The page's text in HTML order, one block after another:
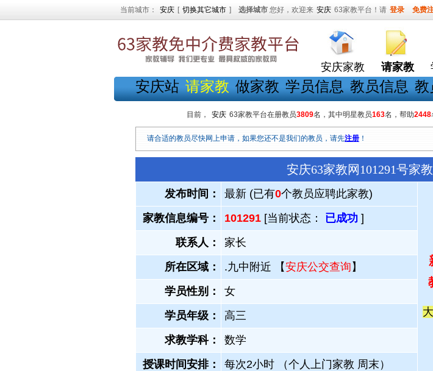
当前城市： 安庆 [ 切换其它城市 ] 选择城市 您好，欢迎来 安庆 63家教平台！请 登录 免费
安庆家教 请家教
安庆站 请家教 做家教 学员信息 教员信息 教
目前， 安庆 63家教平台在册教员3809名，其中明星教员163名，帮助2448
请合适的教员尽快网上申请，如果您还不是我们的教员，请先注册 ！
安庆63家教网101291号家
发布时间： 最新 (已有0个教员应聘此家教)
家教信息编号： 101291 [当前状态： 已成功 ]
联系人：
家长
所在区域：
.九中附近 【安庆公交查询 】
学员性别：
女
学员年级：
高三
求教学科：
数学
授课时间安排：
每次2小时 （个人上门家教 周末）